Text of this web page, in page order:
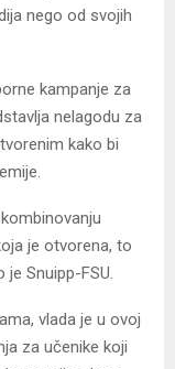
nego od svojih
kampanje za
nelagodu za
kako bi
je otvorena, to
Snuipp-FSU.
vlada je u ovoj
za učenike koji